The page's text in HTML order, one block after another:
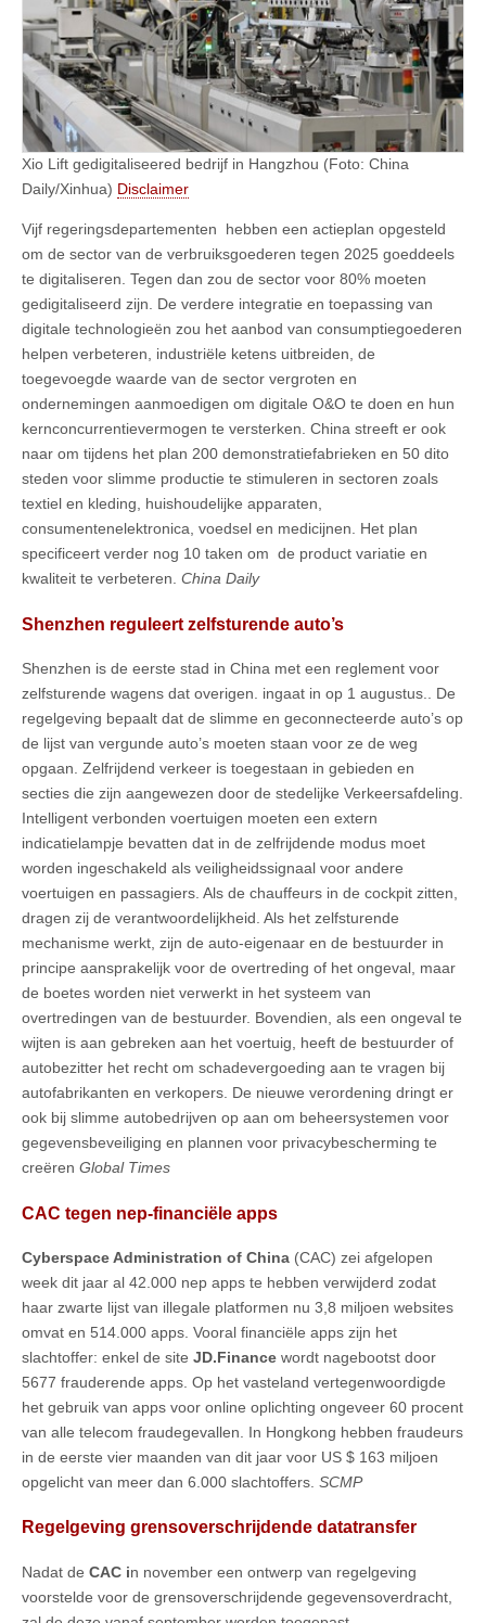
Xio Lift gedigitaliseered bedrijf in Hangzhou (Foto: China
Daily/Xinhua) Disclaimer
Vijf regeringsdepartementen hebben een actieplan opgesteld
om de sector van de verbruiksgoederen tegen 2025 goeddeels
te digitaliseren. Tegen dan zou de sector voor 80% moeten
gedigitaliseerd zijn. De verdere integratie en toepassing van
digitale technologieën zou het aanbod van consumptiegoederen
helpen verbeteren, industriële ketens uitbreiden, de
toegevoegde waarde van de sector vergroten en
ondernemingen aanmoedigen om digitale O&O te doen en hun
kernconcurrentievermogen te versterken. China streeft er ook
naar om tijdens het plan 200 demonstratiefabrieken en 50 dito
steden voor slimme productie te stimuleren in sectoren zoals
textiel en kleding, huishoudelijke apparaten,
consumentenelektronica, voedsel en medicijnen. Het plan
specificeert verder nog 10 taken om de product variatie en
kwaliteit te verbeteren. China Daily
Shenzhen reguleert zelfsturende auto’s
Shenzhen is de eerste stad in China met een reglement voor
zelfsturende wagens dat overigen. ingaat in op 1 augustus.. De
regelgeving bepaalt dat de slimme en geconnecteerde auto’s op
de lijst van vergunde auto’s moeten staan voor ze de weg
opgaan. Zelfrijdend verkeer is toegestaan in gebieden en
secties die zijn aangewezen door de stedelijke Verkeersafdeling.
Intelligent verbonden voertuigen moeten een extern
indicatielampje bevatten dat in de zelfrijdende modus moet
worden ingeschakeld als veiligheidssignaal voor andere
voertuigen en passagiers. Als de chauffeurs in de cockpit zitten,
dragen zij de verantwoordelijkheid. Als het zelfsturende
mechanisme werkt, zijn de auto-eigenaar en de bestuurder in
principe aansprakelijk voor de overtreding of het ongeval, maar
de boetes worden niet verwerkt in het systeem van
overtredingen van de bestuurder. Bovendien, als een ongeval te
wijten is aan gebreken aan het voertuig, heeft de bestuurder of
autobezitter het recht om schadevergoeding aan te vragen bij
autofabrikanten en verkopers. De nieuwe verordening dringt er
ook bij slimme autobedrijven op aan om beheersystemen voor
gegevensbeveiliging en plannen voor privacybescherming te
creëren Global Times
CAC tegen nep-financiële apps
Cyberspace Administration of China (CAC) zei afgelopen
week dit jaar al 42.000 nep apps te hebben verwijderd zodat
haar zwarte lijst van illegale platformen nu 3,8 miljoen websites
omvat en 514.000 apps. Vooral financiële apps zijn het
slachtoffer: enkel de site JD.Finance wordt nagebootst door
5677 frauderende apps. Op het vasteland vertegenwoordigde
het gebruik van apps voor online oplichting ongeveer 60 procent
van alle telecom fraudegevallen. In Hongkong hebben fraudeurs
in de eerste vier maanden van dit jaar voor US $ 163 miljoen
opgelicht van meer dan 6.000 slachtoffers. SCMP
Regelgeving grensoverschrijdende datatransfer
Nadat de CAC in november een ontwerp van regelgeving
voorstelde voor de grensoverschrijdende gegevensoverdracht,